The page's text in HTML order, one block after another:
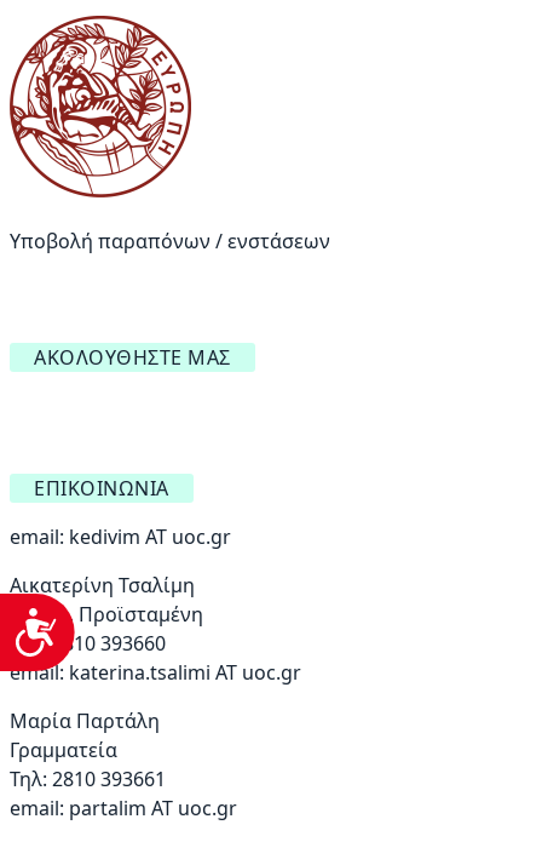
Προσβασιμότητα
Υποβολή παραπόνων / ενστάσεων
ΑΚΟΛΟΥΘΉΣΤΕ ΜΑΣ
ΕΠΙΚΟΙΝΩΝΊΑ
email: kedivim AT uoc.gr
Αικατερίνη Τσαλίμη
Αναπλ. Προϊσταμένη
Τηλ: 2810 393660
email: katerina.tsalimi ΑΤ uoc.gr
Μαρία Παρτάλη
Γραμματεία
Τηλ: 2810 393661
email: partalim AT uoc.gr